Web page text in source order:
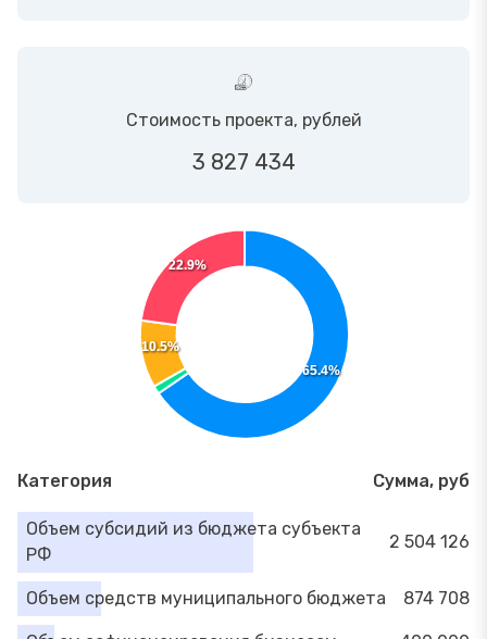
Стоимость проекта, рублей
3 827 434
65.4%
10.5%
22.9%
Категория Сумма, руб
Объем субсидий из бюджета субъекта
РФ
2 504 126
Объем средств муниципального бюджета 874 708